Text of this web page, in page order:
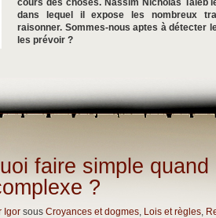
cours des choses. Nassim Nicholas Taleb
dans lequel il expose les nombreux
raisonner. Sommes-nous aptes à détecter
les prévoir ?
faire simple quand
?
Igor sous Croyances et dogmes, Lois et règles,